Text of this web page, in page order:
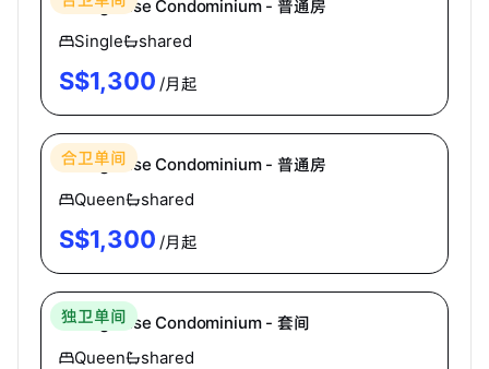
Changi Rise Condominium - 普通房
Single
shared
S$1,300 /月起
合卫单间
Changi Rise Condominium - 普通房
Queen
shared
S$1,300 /月起
独卫单间
Changi Rise Condominium - 套间
Queen
shared